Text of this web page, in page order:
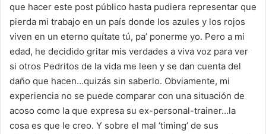
que hacer este post público hasta pudiera representar que
pierda mi trabajo en un país donde los azules y los rojos
viven en un eterno quítate tú, pa’ ponerme yo. Pero a mi
edad, he decidido gritar mis verdades a viva voz para ver
si otros Pedritos de la vida me leen y se dan cuenta del
daño que hacen…quizás sin saberlo. Obviamente, mi
experiencia no se puede comparar con una situación de
acoso como la que expresa su ex-personal-trainer…la
cosa es que le creo. Y sobre el mal ‘timing’ de sus